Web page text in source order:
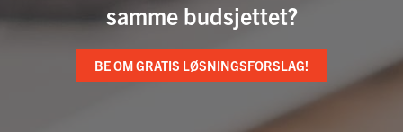
samme budsjettet?
BE OM GRATIS LØSNINGSFORSLAG!